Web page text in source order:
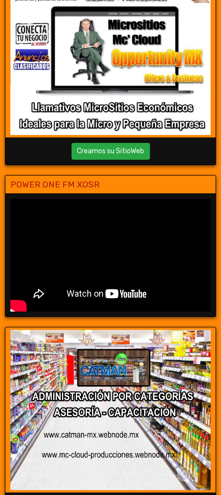
Creamos su SitioWeb
POWER ONE FM XOSR